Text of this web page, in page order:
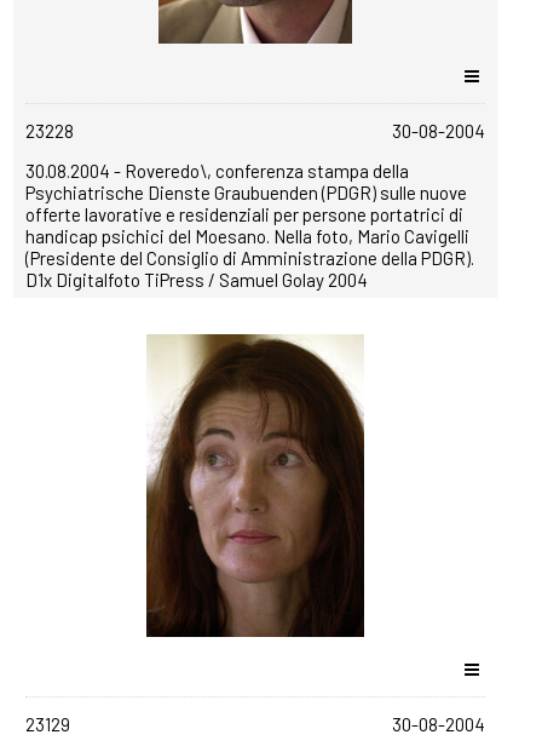
23228
30-08-2004
30.08.2004 - Roveredo\, conferenza stampa della
Psychiatrische Dienste Graubuenden (PDGR) sulle nuove
offerte lavorative e residenziali per persone portatrici di
handicap psichici del Moesano. Nella foto, Mario Cavigelli
(Presidente del Consiglio di Amministrazione della PDGR).
D1x Digitalfoto TiPress / Samuel Golay 2004
23129
30-08-2004